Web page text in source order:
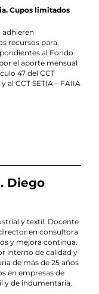
Cupos limitados
adhieren
recursos para
al Fondo
el aporte mensual
47 del CCT
al CCT SETIA – FAIIA
Diego
y textil. Docente
en consultora
y mejora continua.
interno de calidad y
de más de 25 años
en empresas de
y de indumentaria.